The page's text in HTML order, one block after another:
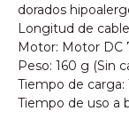
dorados
Longitud de
Motor: Motor
Peso: 160 g (Sin
Tiempo de
Tiempo de uso a